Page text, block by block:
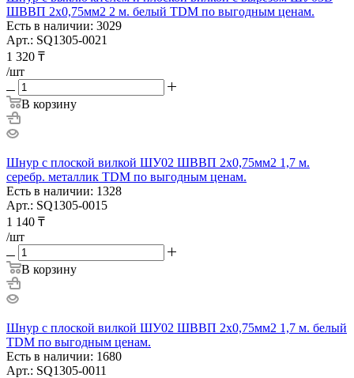
ШВВП 2х0,75мм2 2 м. белый TDM по выгодным ценам.
Есть в наличии: 3029
Арт.: SQ1305-0021
1 320 ₸
/шт
В корзину
Шнур с плоской вилкой ШУ02 ШВВП 2х0,75мм2 1,7 м.
серебр. металлик TDM по выгодным ценам.
Есть в наличии: 1328
Арт.: SQ1305-0015
1 140 ₸
/шт
В корзину
Шнур с плоской вилкой ШУ02 ШВВП 2х0,75мм2 1,7 м. белый
TDM по выгодным ценам.
Есть в наличии: 1680
Арт.: SQ1305-0011